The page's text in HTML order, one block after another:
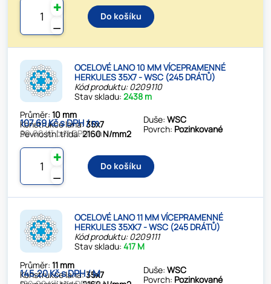
⚊
✚
Do košíku
OCELOVÉ LANO 10 MM VÍCEPRAMENNÉ
HERKULES 35X7 - WSC (245 DRÁTŮ)
Kód produktu: 0209110
Stav skladu:2438 m
Průměr:10 mm
Konstrukce lana:35x7
Pevnostní třída:2160 N/mm2
Duše:WSC
Povrch: Pozinkované
107.69 Kč s DPH / m
89.00 Kč bez DPH / m
⚊
✚
Do košíku
OCELOVÉ LANO 11 MM VÍCEPRAMENNÉ
HERKULES 35XK7 - WSC (245 DRÁTŮ)
Kód produktu: 0209111
Stav skladu:417 M
Průměr:11 mm
Konstrukce lana:35x7
Duše:WSC
Povrch: Pozinkované
145.20 Kč s DPH / M